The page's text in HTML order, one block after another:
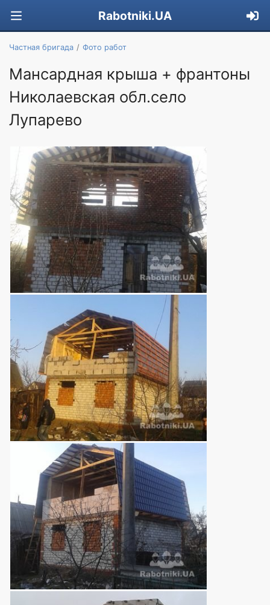
Rabotniki.UA
Частная бригада Фото работ
Мансардная крыша + франтоны
Николаевская обл.село
Лупарево